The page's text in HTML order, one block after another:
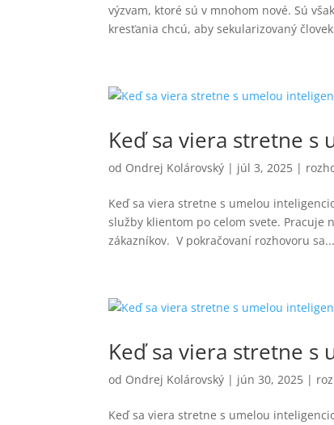
výzvam, ktoré sú v mnohom nové. Sú
kresťania chcú, aby sekularizovaný
Keď sa viera stretne s
od Ondrej Kolárovský | júl 3, 2025 |
Keď sa viera stretne s umelou
služby klientom po celom svete. Pracuje
zákazníkov. V pokračovaní rozhovoru sa...
Keď sa viera stretne s
od Ondrej Kolárovský | jún 30, 2025 |
Keď sa viera stretne s umelou